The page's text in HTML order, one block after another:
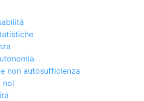
non autosufficienza
noi